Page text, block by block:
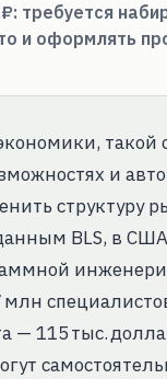
требуется
и оформлять
такой
и
структуру
BLS, в
млн
— 115 тыс.